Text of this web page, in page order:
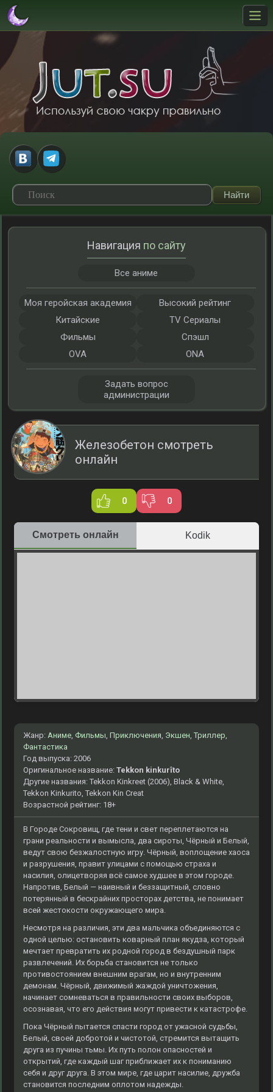
Железобетон смотреть
онлайн
0 0
Смотреть онлайн Kodik
Жанр: Аниме, Фильмы, Приключения, Экшен, Триллер,
Фантастика
Год выпуска: 2006
Оригинальное название: Tekkon kinkurîto
Другие названия: Tekkon Kinkreet (2006), Black & White,
Tekkon Kinkurito, Tekkon Kin Creat
Возрастной рейтинг: 18+
В Городе Сокровищ, где тени и свет переплетаются на
грани реальности и вымысла, два сироты, Чёрный и Белый,
ведут свою безжалостную игру. Чёрный, воплощение хаоса
и разрушения, правит улицами с помощью страха и
насилия, олицетворяя всё самое худшее в этом городе.
Напротив, Белый — наивный и беззащитный, словно
потерянный в бескрайних просторах детства, не понимает
всей жестокости окружающего мира.
Несмотря на различия, эти два мальчика объединяются с
одной целью: остановить коварный план якудза, который
мечтает превратить их родной город в бездушный парк
развлечений. Их борьба становится не только
противостоянием внешним врагам, но и внутренним
демонам. Чёрный, движимый жаждой уничтожения,
начинает сомневаться в правильности своих выборов,
осознавая, что его действия могут привести к катастрофе.
Пока Чёрный пытается спасти город от ужасной судьбы,
Белый, своей добротой и чистотой, стремится вытащить
друга из пучины тьмы. Их путь полон опасностей и
открытий, где каждый шаг приближает их к пониманию
себя и друг друга. В этом мире, где царит насилие, дружба
становится последним оплотом надежды.
Навигация по сайту
Все аниме
Моя геройская академия
Высокий рейтинг
Китайские
TV Сериалы
Фильмы
Спэшл
OVA
ONA
Задать вопрос
администрации